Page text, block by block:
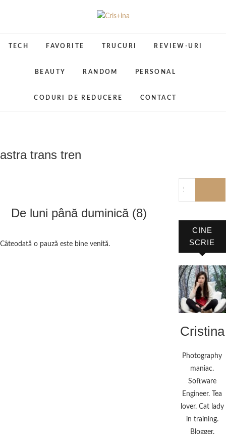
Cris+ina
TECH FAVORITE TRUCURI REVIEW-URI
BEAUTY RANDOM PERSONAL
CODURI DE REDUCERE CONTACT
astra trans tren
De luni până duminică (8)
Câteodată o pauză este bine venită.
CINE
SCRIE
Cristina
Photography
maniac.
Software
Engineer. Tea
lover. Cat lady
in training.
Blogger.